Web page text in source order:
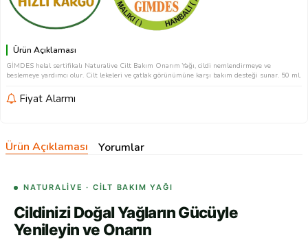
Ürün Açıklaması
GİMDES helal sertifikalı Naturalive Cilt Bakım Onarım Yağı, cildi nemlendirmeye ve
beslemeye yardımcı olur. Cilt lekeleri ve çatlak görünümüne karşı bakım desteği sunar. 50 ml.
Fiyat Alarmı
Ürün Açıklaması Yorumlar
NATURALİVE · CILT BAKIM YAĞI
Cildinizi Doğal Yağların Gücüyle
Yenileyin ve Onarın